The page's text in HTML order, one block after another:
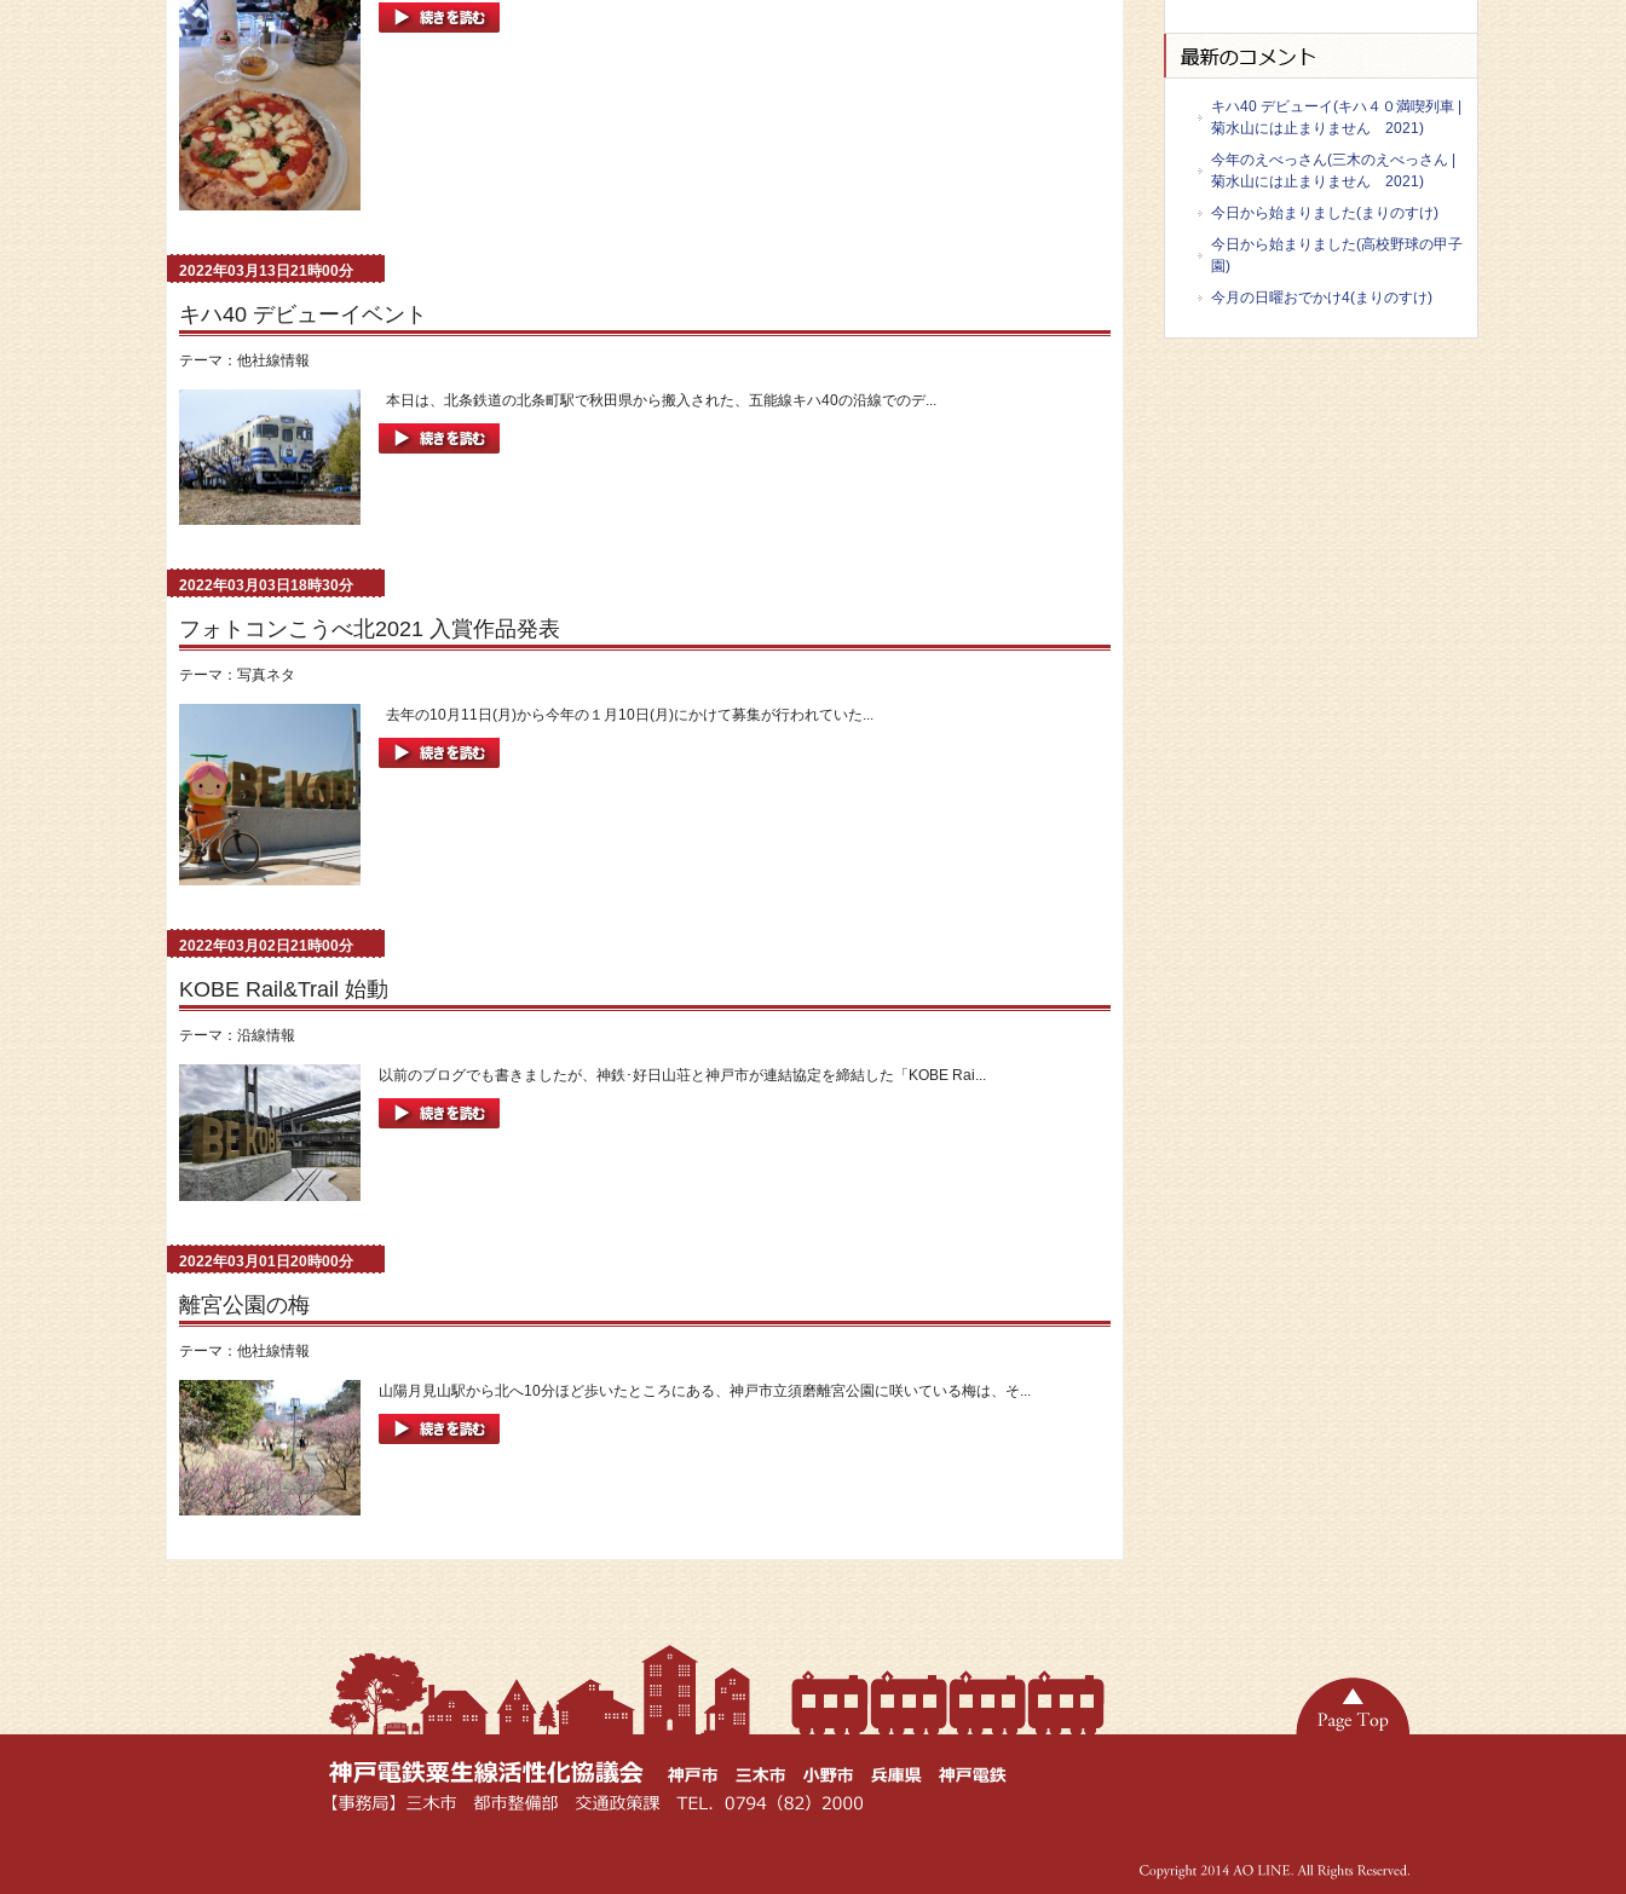
2022年03月13日21時00分
キハ40 デビューイベント
テーマ： 他社線情報
本日は、北条鉄道の北条町駅で秋田県から搬入された、五能線キハ40の沿線でのデ...
2022年03月03日18時30分
フォトコンこうべ北2021 入賞作品発表
テーマ： 写真ネタ
去年の10月11日(月)から今年の１月10日(月)にかけて募集が行われていた...
2022年03月02日21時00分
KOBE Rail&Trail 始動
テーマ： 沿線情報
以前のブログでも書きましたが、神鉄･好日山荘と神戸市が連結協定を締結した「KOBE Rai...
2022年03月01日20時00分
離宮公園の梅
テーマ： 他社線情報
山陽月見山駅から北へ10分ほど歩いたところにある、神戸市立須磨離宮公園に咲いている梅は、そ...
キハ40 デビューイ(キハ４０満喫列車 |
菊水山には止まりません 2021)
今年のえべっさん(三木のえべっさん |
菊水山には止まりません 2021)
今日から始まりました(まりのすけ)
今日から始まりました(高校野球の甲子
園)
今月の日曜おでかけ4(まりのすけ)